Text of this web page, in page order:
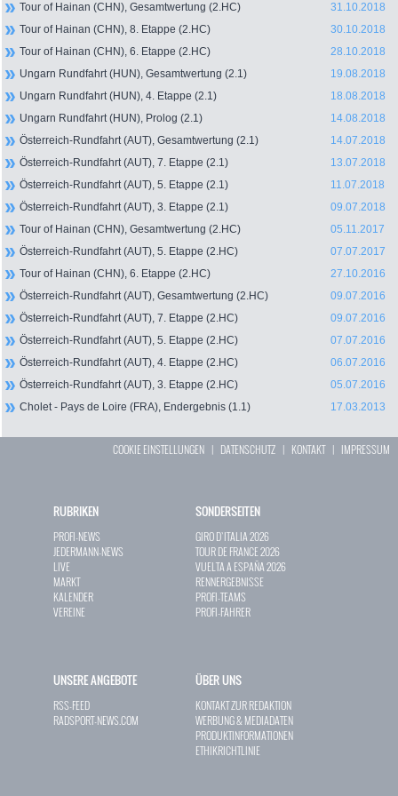
Tour of Hainan (CHN), Gesamtwertung (2.HC)
31.10.2018
Tour of Hainan (CHN), 8. Etappe (2.HC)
30.10.2018
Tour of Hainan (CHN), 6. Etappe (2.HC)
28.10.2018
Ungarn Rundfahrt (HUN), Gesamtwertung (2.1)
19.08.2018
Ungarn Rundfahrt (HUN), 4. Etappe (2.1)
18.08.2018
Ungarn Rundfahrt (HUN), Prolog (2.1)
14.08.2018
Österreich-Rundfahrt (AUT), Gesamtwertung (2.1)
14.07.2018
Österreich-Rundfahrt (AUT), 7. Etappe (2.1)
13.07.2018
Österreich-Rundfahrt (AUT), 5. Etappe (2.1)
11.07.2018
Österreich-Rundfahrt (AUT), 3. Etappe (2.1)
09.07.2018
Tour of Hainan (CHN), Gesamtwertung (2.HC)
05.11.2017
Österreich-Rundfahrt (AUT), 5. Etappe (2.HC)
07.07.2017
Tour of Hainan (CHN), 6. Etappe (2.HC)
27.10.2016
Österreich-Rundfahrt (AUT), Gesamtwertung (2.HC)
09.07.2016
Österreich-Rundfahrt (AUT), 7. Etappe (2.HC)
09.07.2016
Österreich-Rundfahrt (AUT), 5. Etappe (2.HC)
07.07.2016
Österreich-Rundfahrt (AUT), 4. Etappe (2.HC)
06.07.2016
Österreich-Rundfahrt (AUT), 3. Etappe (2.HC)
05.07.2016
Cholet - Pays de Loire (FRA), Endergebnis (1.1)
17.03.2013
COOKIE EINSTELLUNGEN | DATENSCHUTZ | KONTAKT| IMPRESSUM
RUBRIKEN
PROFI-NEWS
JEDERMANN-NEWS
LIVE
MARKT
KALENDER
VEREINE
SONDERSEITEN
GIRO D`ITALIA 2026
TOUR DE FRANCE 2026
VUELTA A ESPAÑA 2026
RENNERGEBNISSE
PROFI-TEAMS
PROFI-FAHRER
UNSERE ANGEBOTE
RSS-FEED
RADSPORT-NEWS.COM
ÜBER UNS
KONTAKT ZUR REDAKTION
WERBUNG & MEDIADATEN
PRODUKTINFORMATIONEN
ETHIKRICHTLINIE